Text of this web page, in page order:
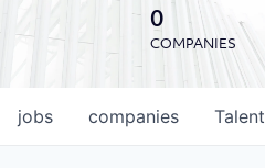
0
COMPANIES
jobs companies Talent